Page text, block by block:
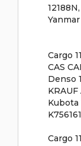
Cargo
CAS
Denso
Kubota
Cargo